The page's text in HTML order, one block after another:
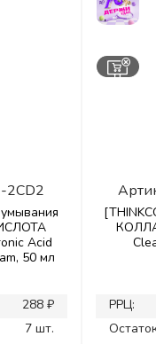
2CD2
Acid
50 мл
288 ₽
7 шт.
РРЦ: